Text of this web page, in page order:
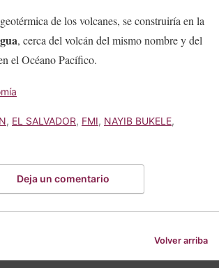
de los volcanes, se construiría en la
, cerca del volcán del mismo nombre y del
el Océano Pacífico.
, EL SALVADOR, FMI, NAYIB BUKELE,
Deja un comentario
Volver arriba